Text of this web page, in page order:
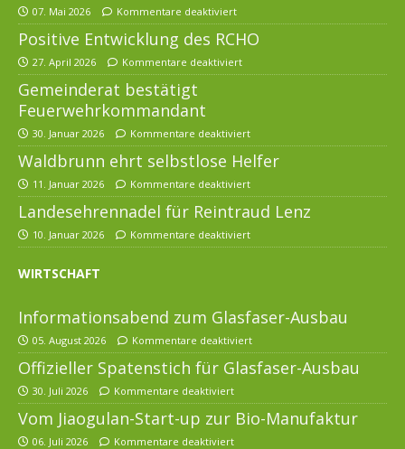
07. Mai 2026 Kommentare deaktiviert
Positive Entwicklung des RCHO
27. April 2026 Kommentare deaktiviert
Gemeinderat bestätigt
Feuerwehrkommandant
30. Januar 2026 Kommentare deaktiviert
Waldbrunn ehrt selbstlose Helfer
11. Januar 2026 Kommentare deaktiviert
Landesehrennadel für Reintraud Lenz
10. Januar 2026 Kommentare deaktiviert
WIRTSCHAFT
Informationsabend zum Glasfaser-Ausbau
05. August 2026 Kommentare deaktiviert
Offizieller Spatenstich für Glasfaser-Ausbau
30. Juli 2026 Kommentare deaktiviert
Vom Jiaogulan-Start-up zur Bio-Manufaktur
06. Juli 2026 Kommentare deaktiviert